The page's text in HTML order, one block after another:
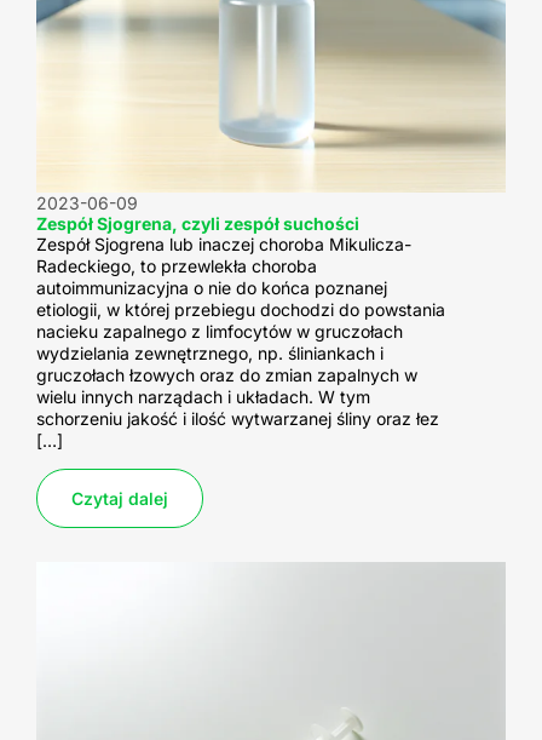
Zespół Sjogrena, czyli zespół suchości
2023-06-09
Zespół Sjogrena lub inaczej choroba Mikulicza-
Radeckiego, to przewlekła choroba
autoimmunizacyjna o nie do końca poznanej
etiologii, w której przebiegu dochodzi do powstania
nacieku zapalnego z limfocytów w gruczołach
wydzielania zewnętrznego, np. śliniankach i
gruczołach łzowych oraz do zmian zapalnych w
wielu innych narządach i układach. W tym
schorzeniu jakość i ilość wytwarzanej śliny oraz łez
[…]
Czytaj dalej